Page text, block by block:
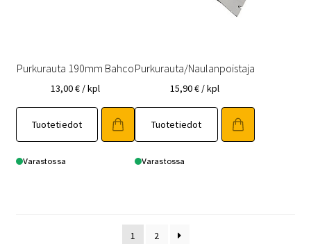
Purkurauta 190mm Bahco
13,00€ / kpl
Tuotetiedot
Varastossa
Purkurauta/Naulanpoistaja
15,90€ / kpl
Tuotetiedot
Varastossa
1 2